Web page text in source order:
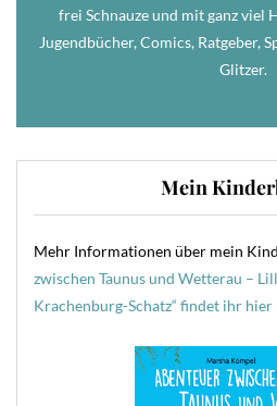
frei Schnauze und mit ganz viel
Jugendbücher, Comics, Ratgeber,
Glitzer.
Mein
Mehr Informationen über mein
zwischen Taunus und Wetterau –
Krachenburg-Schatz“ findet ihr hier